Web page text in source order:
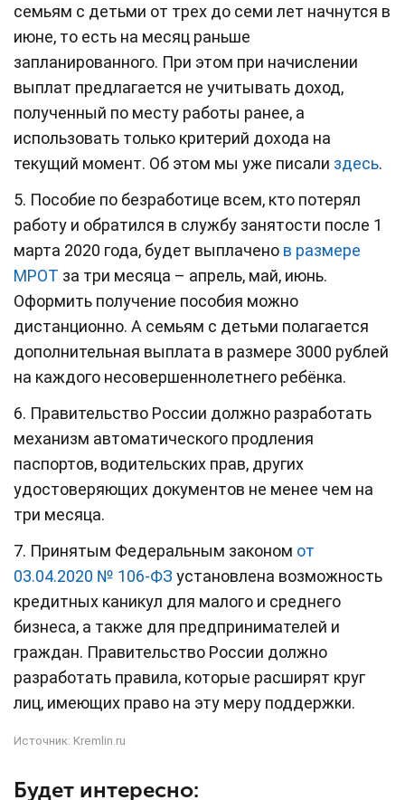
семьям с детьми от трех до семи лет начнутся в
июне, то есть на месяц раньше
запланированного. При этом при начислении
выплат предлагается не учитывать доход,
полученный по месту работы ранее, а
использовать только критерий дохода на
текущий момент. Об этом мы уже писали здесь.
5. Пособие по безработице всем, кто потерял
работу и обратился в службу занятости после 1
марта 2020 года, будет выплачено в размере
МРОТ за три месяца – апрель, май, июнь.
Оформить получение пособия можно
дистанционно. А семьям с детьми полагается
дополнительная выплата в размере 3000 рублей
на каждого несовершеннолетнего ребёнка.
6. Правительство России должно разработать
механизм автоматического продления
паспортов, водительских прав, других
удостоверяющих документов не менее чем на
три месяца.
7. Принятым Федеральным законом от
03.04.2020 № 106-ФЗ установлена возможность
кредитных каникул для малого и среднего
бизнеса, а также для предпринимателей и
граждан. Правительство России должно
разработать правила, которые расширят круг
лиц, имеющих право на эту меру поддержки.
Источник: Kremlin.ru
Будет интересно: